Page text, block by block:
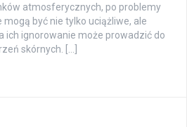
atmosferycznych, po problemy
być nie tylko uciążliwe, ale
ich ignorowanie może prowadzić do
skórnych. […]